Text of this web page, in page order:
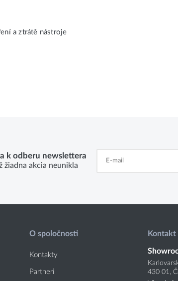
a ztrátě nástroje
k odberu newslettera
žiadna akcia neunikla
O spoločnosti
Kontakty
Partneri
Kontakt
430 01,